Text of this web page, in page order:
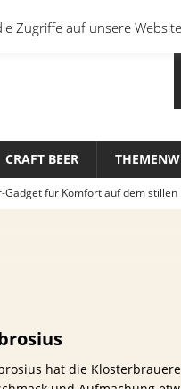
CRAFT BEER
für Komfort auf dem stillen
deutschen Stadien ausgeschenkt?
hat die
auf unsere